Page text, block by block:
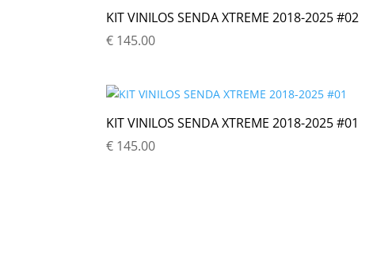
KIT VINILOS SENDA XTREME 2018-2025 #02
€ 145.00
KIT VINILOS SENDA XTREME 2018-2025 #01
€ 145.00